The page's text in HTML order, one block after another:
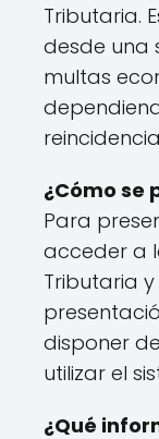
Tributaria.
desde una
multas
¿Cómo se
Para
acceder a
Tributaria
disponer
utilizar el
¿Qué